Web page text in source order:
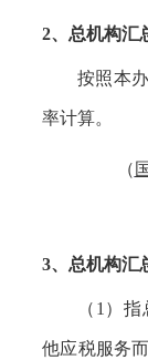
2、 总机构汇
按照本
率计算。
（
3、 总机构汇
（ 1） 指
他应税服务